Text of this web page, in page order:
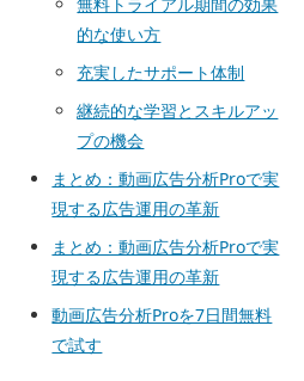
的な使い方
充実したサポート体制
継続的な学習とスキルアッ
プの機会
まとめ：動画広告分析Proで実
現する広告運用の革新
まとめ：動画広告分析Proで実
現する広告運用の革新
動画広告分析Proを7日間無料
で試す